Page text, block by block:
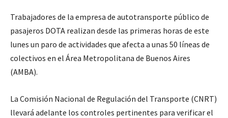
Trabajadores de la empresa de autotransporte público de
pasajeros DOTA realizan desde las primeras horas de este
lunes un paro de actividades que afecta a unas 50 líneas de
colectivos en el Área Metropolitana de Buenos Aires
(AMBA).
La Comisión Nacional de Regulación del Transporte (CNRT)
llevará adelante los controles pertinentes para verificar el